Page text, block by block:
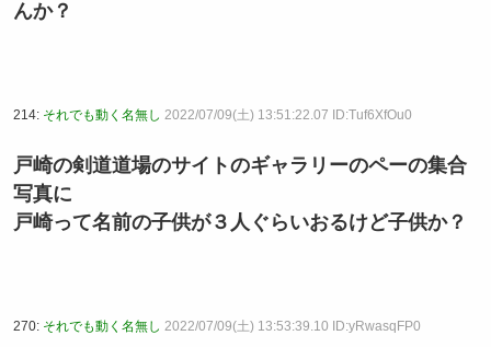
んか？
214: それでも動く名無し 2022/07/09(土) 13:51:22.07 ID:Tuf6XfOu0
戸崎の剣道道場のサイトのギャラリーのペーの集合
写真に
戸崎って名前の子供が３人ぐらいおるけど子供か？
270: それでも動く名無し 2022/07/09(土) 13:53:39.10 ID:yRwasqFP0